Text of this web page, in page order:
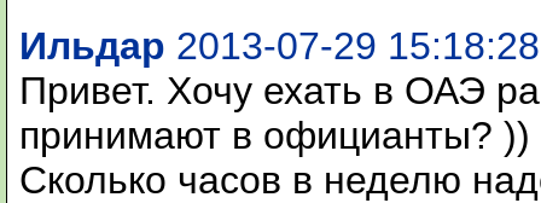
Ильдар 2013-07-29 15:18:28
Привет. Хочу ехать в ОАЭ
принимают в официанты? ))
Сколько часов в неделю